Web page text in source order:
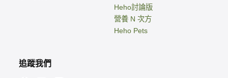
Heho討論版
營養 N 次方
Heho Pets
追蹤我們